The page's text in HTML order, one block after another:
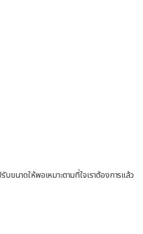
ขนาดให้พอเหมาะตามที่ใจเราต้องการแล้ว